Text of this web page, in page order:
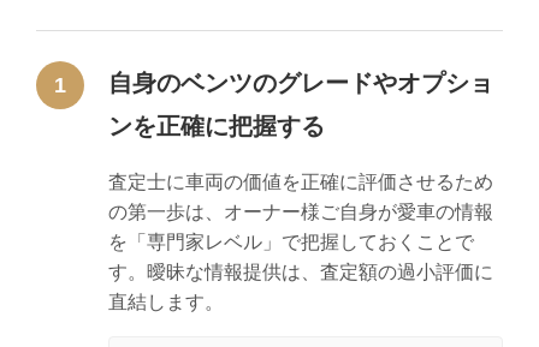
1
自身のベンツのグレードやオプショ
ンを正確に把握する
査定士に車両の価値を正確に評価させるため
の第一歩は、オーナー様ご自身が愛車の情報
を「専門家レベル」で把握しておくことで
す。曖昧な情報提供は、査定額の過小評価に
直結します。